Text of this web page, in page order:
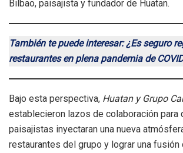
Bilbao, paisajista y fundador de Huatan.
También te puede interesar: ¿Es seguro
restaurantes en plena pandemia de
Bajo esta perspectiva, Huatan y Grupo
establecieron lazos de colaboración para
paisajistas inyectaran una nueva
restaurantes del grupo y lograr una fusión